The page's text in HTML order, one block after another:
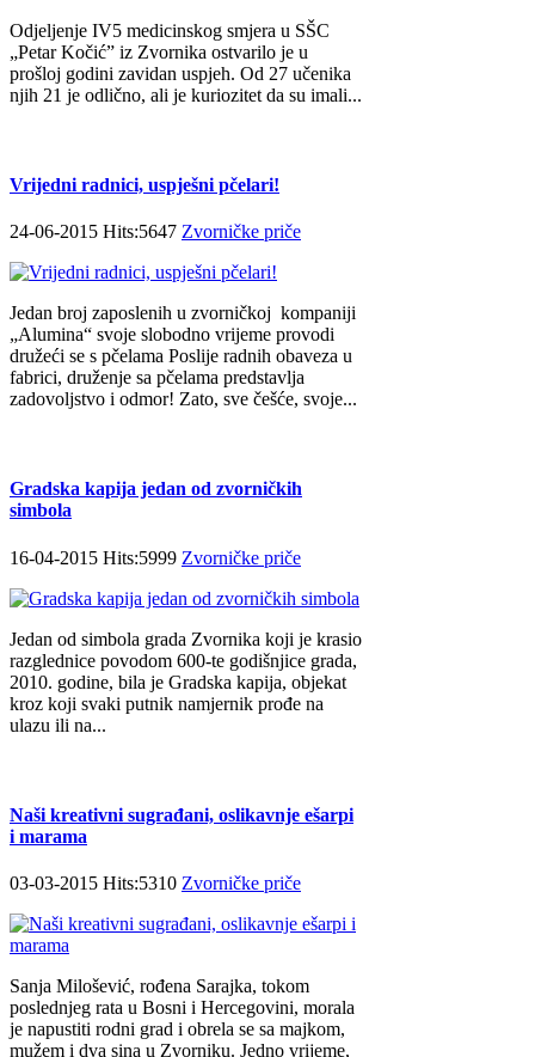
Odjeljenje IV5 medicinskog smjera u SŠC
„Petar Kočić” iz Zvornika ostvarilo je u
prošloj godini zavidan uspjeh. Od 27 učenika
njih 21 je odlično, ali je kuriozitet da su imali...
Vrijedni radnici, uspješni pčelari!
24-06-2015 Hits:5647 Zvorničke priče
Jedan broj zaposlenih u zvorničkoj kompaniji
„Alumina“ svoje slobodno vrijeme provodi
družeći se s pčelama Poslije radnih obaveza u
fabrici, druženje sa pčelama predstavlja
zadovoljstvo i odmor! Zato, sve češće, svoje...
Gradska kapija jedan od zvorničkih
simbola
16-04-2015 Hits:5999 Zvorničke priče
Jedan od simbola grada Zvornika koji je krasio
razglednice povodom 600-te godišnjice grada,
2010. godine, bila je Gradska kapija, objekat
kroz koji svaki putnik namjernik prođe na
ulazu ili na...
Naši kreativni sugrađani, oslikavnje ešarpi
i marama
03-03-2015 Hits:5310 Zvorničke priče
Sanja Milošević, rođena Sarajka, tokom
poslednjeg rata u Bosni i Hercegovini, morala
je napustiti rodni grad i obrela se sa majkom,
mužem i dva sina u Zvorniku. Jedno vrijeme,